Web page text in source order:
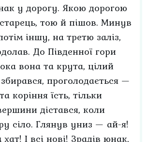
у дорогу. Якою дорогою
тою й пішов. Минув
іншу, на третю заліз,
До Південної гори
вона та крута, цілий
проголодається —
коріння їсть, тільки
дістався, коли
сіло. Глянув униз — ай-я!
І всі нові! Зрадів юнак,